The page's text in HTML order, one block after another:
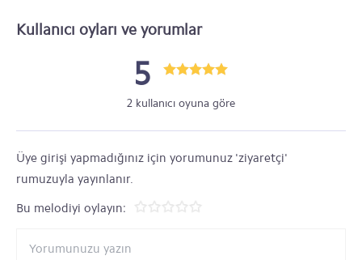
Kullanıcı oyları ve yorumlar
5
2 kullanıcı oyuna göre
Üye girişi yapmadığınız için yorumunuz 'ziyaretçi'
rumuzuyla yayınlanır.
Bu melodiyi oylayın: